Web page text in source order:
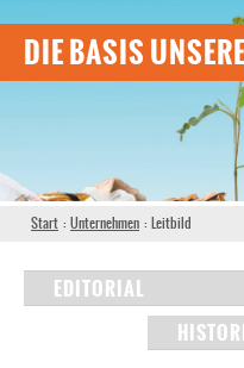
DIE BASIS
Start : Unternehmen : Leitbild
EDITORIAL